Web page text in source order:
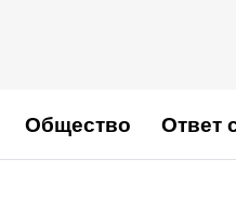
Общество Ответ